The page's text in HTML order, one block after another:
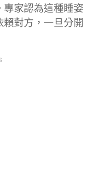
專家認為這種睡姿
對方，一旦分開